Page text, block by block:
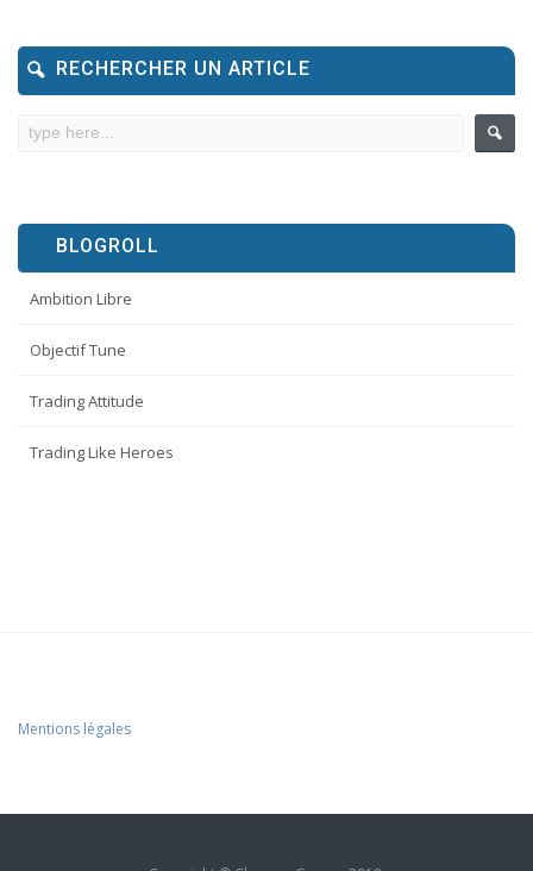
RECHERCHER UN ARTICLE
BLOGROLL
Ambition Libre
Objectif Tune
Trading Attitude
Trading Like Heroes
Mentions légales